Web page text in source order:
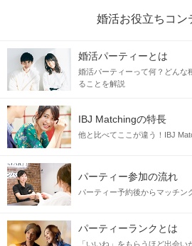
婚活お役立ちコン
婚活パーティーとは
婚活パーティーって何？どんな
ることを解説
IBJ Matchingの特長
他と比べてここが違う！IBJ
パーティー参加の流れ
パーティー予約後からマッチン
パーティーランクとは
「いいね」をもらうほど出会